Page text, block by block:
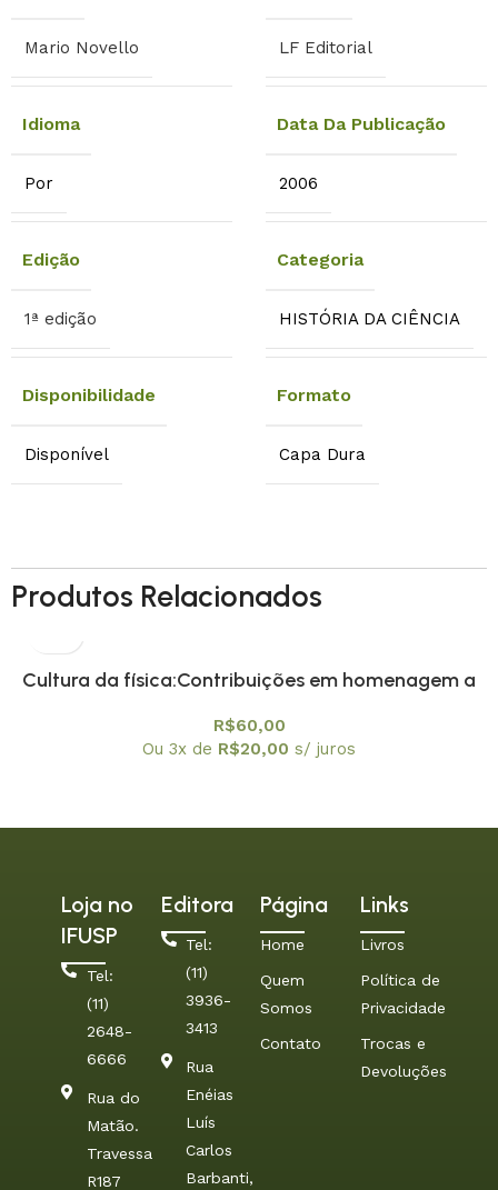
Mario Novello LF Editorial
Idioma
Por
Data Da Publicação
2006
Edição
1ª edição
Categoria
HISTÓRIA DA CIÊNCIA
Disponibilidade
Disponível
Formato
Capa Dura
Produtos Relacionados
Cultura da física:Contribuições em homenagem a
R$60,00
Ou 3x de R$20,00 s/ juros
Loja no
IFUSP
Tel:
(11)
2648-
6666
Rua do
Matão.
Travessa
R187
Editora
Tel:
(11)
3936-
3413
Rua
Enéias
Luís
Carlos
Barbanti,
Página
Home
Quem
Somos
Contato
Links
Livros
Política de
Privacidade
Trocas e
Devoluções